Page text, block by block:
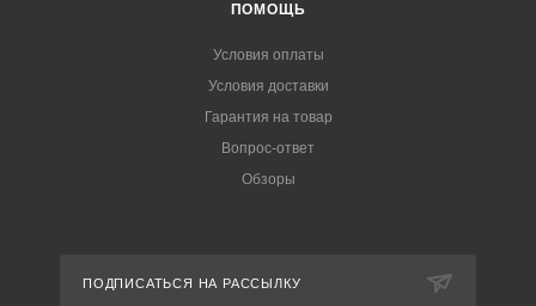
ПОМОЩЬ
Условия оплаты
Условия доставки
Гарантия на товар
Вопрос-ответ
Обзоры
ПОДПИСАТЬСЯ НА РАССЫЛКУ